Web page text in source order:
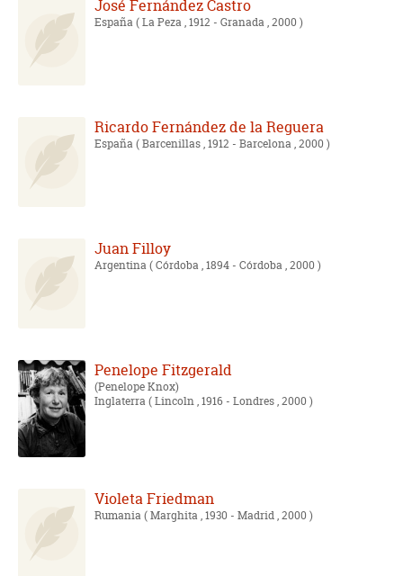
José Fernández Castro
España( La Peza , 1912 - Granada , 2000 )
Ricardo Fernández de la Reguera
España( Barcenillas , 1912 - Barcelona , 2000 )
Juan Filloy
Argentina( Córdoba , 1894 - Córdoba , 2000 )
Penelope Fitzgerald
Penelope Knox
Inglaterra( Lincoln , 1916 - Londres , 2000 )
Violeta Friedman
Rumania( Marghita , 1930 - Madrid , 2000 )